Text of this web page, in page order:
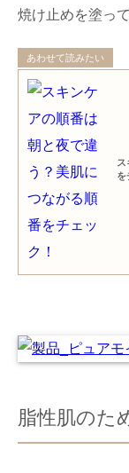
焼け止めを塗っ
あわせて読みたい
ス
を
脂性肌のた